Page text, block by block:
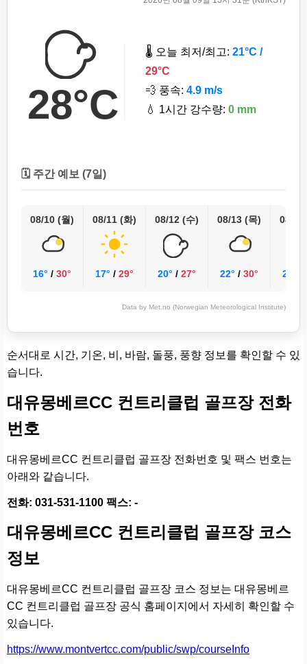
28°C
🌡️ 오늘 최저/최고: 21°C /
29°C
💨 풍속: 4.9 m/s
💧 1시간 강수량: 0 mm
🗓️ 주간 예보 (7일)
08/10 (월)
16° / 30°
08/11 (화)
17° / 29°
08/12 (수)
20° / 27°
08/13 (목)
22° / 30°
08/14
22°
Data by Met.no (Norwegian Meteorological Institute)
순서대로 시간, 기온, 비, 바람, 돌풍, 풍향 정보를 확인할 수 있
습니다.
대유몽베르CC 컨트리클럽 골프장 전화
번호
대유몽베르CC 컨트리클럽 골프장 전화번호 및 팩스 번호는
아래와 같습니다.
전화: 031-531-1100 팩스: -
대유몽베르CC 컨트리클럽 골프장 코스
정보
대유몽베르CC 컨트리클럽 골프장 코스 정보는 대유몽베르
CC 컨트리클럽 골프장 공식 홈페이지에서 자세히 확인할 수
있습니다.
https://www.montvertcc.com/public/swp/courseInfo